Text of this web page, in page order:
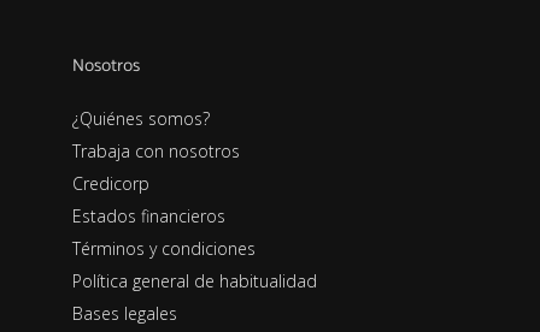
Nosotros
¿Quiénes somos?
Trabaja con nosotros
Credicorp
Estados financieros
Términos y condiciones
Política general de habitualidad
Bases legales